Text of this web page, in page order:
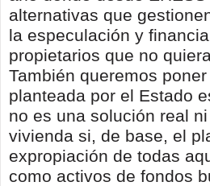
alternativas que
la especulación y
propietarios que no
También queremos
planteada por el Estado
no es una solución real
vivienda si, de base, el
expropiación de todas
como activos de fondos